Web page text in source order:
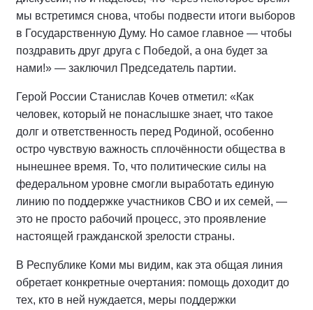
мы встретимся снова, чтобы подвести итоги выборов
в Государственную Думу. Но самое главное — чтобы
поздравить друг друга с Победой, а она будет за
нами!» — заключил Председатель партии.
Герой России Станислав Кочев отметил: «Как
человек, который не понаслышке знает, что такое
долг и ответственность перед Родиной, особенно
остро чувствую важность сплочённости общества в
нынешнее время. То, что политические силы на
федеральном уровне смогли выработать единую
линию по поддержке участников СВО и их семей, —
это не просто рабочий процесс, это проявление
настоящей гражданской зрелости страны.
В Республике Коми мы видим, как эта общая линия
обретает конкретные очертания: помощь доходит до
тех, кто в ней нуждается, меры поддержки